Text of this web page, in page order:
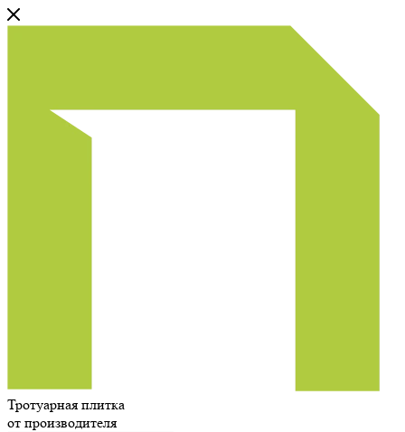
Тротуарная плитка
от производителя